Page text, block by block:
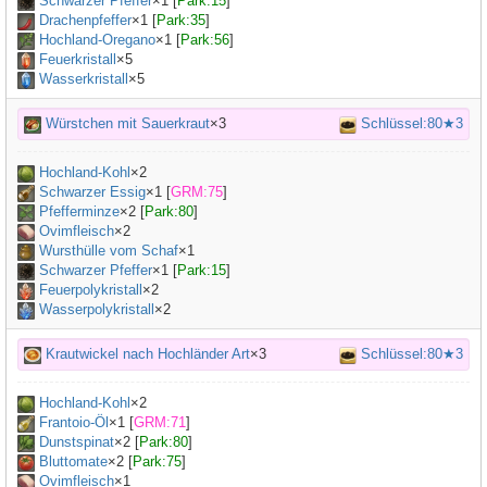
Drachenpfeffer×1 [Park:35]
Hochland-Oregano×1 [Park:56]
Feuerkristall ×5
Wasserkristall ×5
Würstchen mit Sauerkraut×3 Schlüssel:80★3
Hochland-Kohl ×2
Schwarzer Essig×1 [GRM:75]
Pfefferminze×2 [Park:80]
Ovimfleisch×2
Wursthülle vom Schaf×1
Schwarzer Pfeffer×1 [Park:15]
Feuerpolykristall ×2
Wasserpolykristall ×2
Krautwickel nach Hochländer Art×3 Schlüssel:80★3
Hochland-Kohl ×2
Frantoio-Öl ×1 [GRM:71]
Dunstspinat×2 [Park:80]
Bluttomate×2 [Park:75]
Ovimfleisch×1